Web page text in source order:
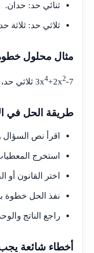
ثنائي حد: حدان.
ثلاثي حد: ثلاثة
مثال محلول
3x4+2x2-7 ثلاثي حد، درجته 4،
طريقة الحل في
اقرأ نص
استخرج
اختر القانون أو
نفذ الحل خطوة
راجع الناتج
أخطاء شائعة يجب